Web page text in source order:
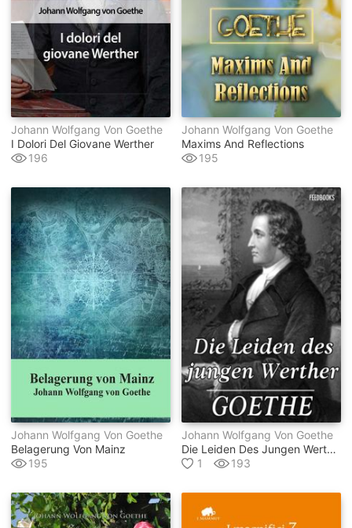
Johann Wolfgang Von Goethe
I Dolori Del Giovane Werther
196
Johann Wolfgang Von Goethe
Maxims And Reflections
195
Johann Wolfgang Von Goethe
Belagerung Von Mainz
195
Johann Wolfgang Von Goethe
Die Leiden Des Jungen Werther
1
193